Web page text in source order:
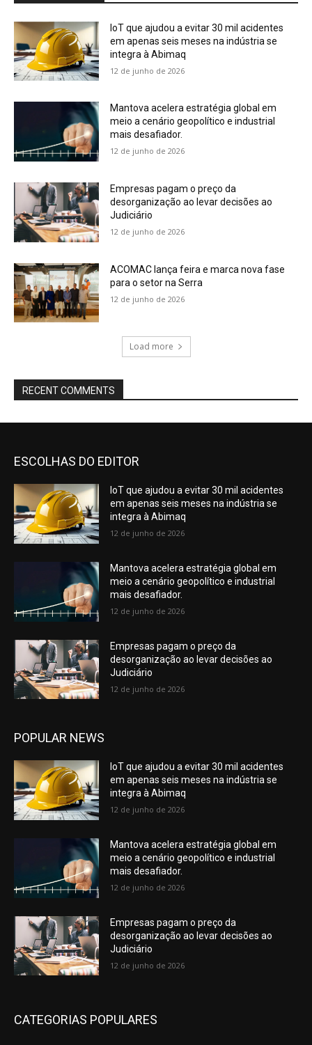
IoT que ajudou a evitar 30 mil acidentes
em apenas seis meses na indústria se
integra à Abimaq
12 de junho de 2026
Mantova acelera estratégia global em
meio a cenário geopolítico e industrial
mais desafiador.
12 de junho de 2026
Empresas pagam o preço da
desorganização ao levar decisões ao
Judiciário
12 de junho de 2026
ACOMAC lança feira e marca nova fase
para o setor na Serra
12 de junho de 2026
Load more
RECENT COMMENTS
ESCOLHAS DO EDITOR
IoT que ajudou a evitar 30 mil acidentes
em apenas seis meses na indústria se
integra à Abimaq
12 de junho de 2026
Mantova acelera estratégia global em
meio a cenário geopolítico e industrial
mais desafiador.
12 de junho de 2026
Empresas pagam o preço da
desorganização ao levar decisões ao
Judiciário
12 de junho de 2026
POPULAR NEWS
IoT que ajudou a evitar 30 mil acidentes
em apenas seis meses na indústria se
integra à Abimaq
12 de junho de 2026
Mantova acelera estratégia global em
meio a cenário geopolítico e industrial
mais desafiador.
12 de junho de 2026
Empresas pagam o preço da
desorganização ao levar decisões ao
Judiciário
12 de junho de 2026
CATEGORIAS POPULARES